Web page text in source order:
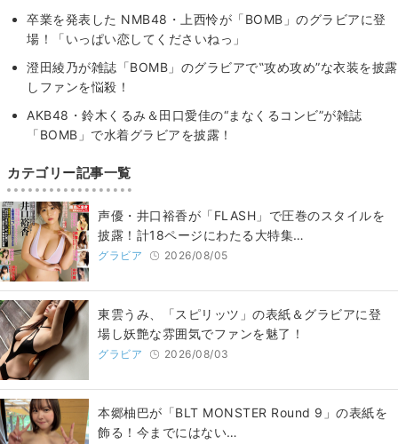
卒業を発表した NMB48・上西怜が「BOMB」のグラビアに登
場！「いっぱい恋してくださいねっ」
澄田綾乃が雑誌「BOMB」のグラビアで‟攻め攻め”な衣装を披露
しファンを悩殺！
AKB48・鈴木くるみ＆田口愛佳の“まなくるコンビ”が雑誌
「BOMB」で水着グラビアを披露！
カテゴリー記事一覧
声優・井口裕香が「FLASH」で圧巻のスタイルを
披露！計18ページにわたる大特集…
グラビア 2026/08/05
東雲うみ、「スピリッツ」の表紙＆グラビアに登
場し妖艶な雰囲気でファンを魅了！
グラビア 2026/08/03
本郷柚巴が「BLT MONSTER Round 9」の表紙を
飾る！今までにはない…